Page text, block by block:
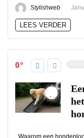
Stylishweb
LEES VERDER
0
Waarom een